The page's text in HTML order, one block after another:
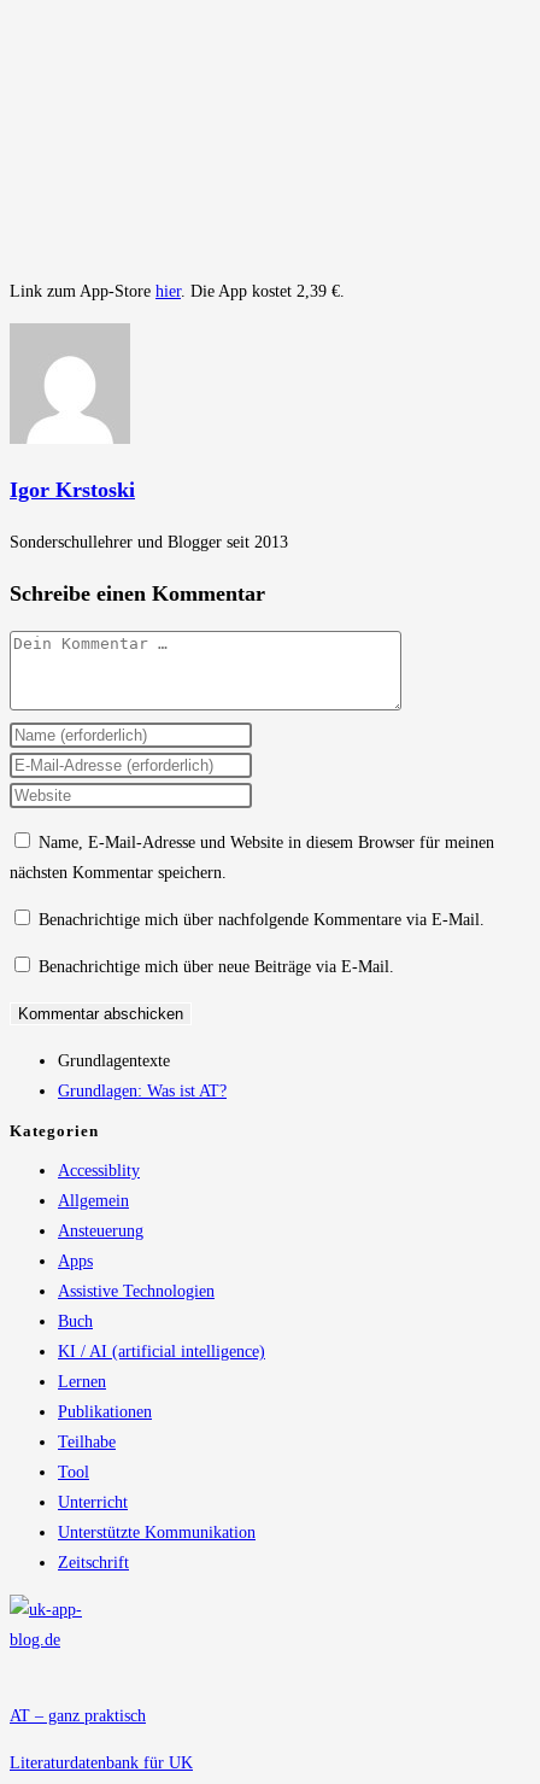
Link zum App-Store hier. Die App kostet 2,39 €.
Igor Krstoski
Sonderschullehrer und Blogger seit 2013
Schreibe einen Kommentar
Kommentar
Gib
deinen
Namen
Benutzernamen
Kommentieren
Gib
deine
zum
ein
Gib
ein
Name, E-Mail-Adresse und Website in diesem Browser für meinen
nächsten Kommentar speichern.
Benachrichtige mich über nachfolgende Kommentare via E-Mail.
Benachrichtige mich über neue Beiträge via E-Mail.
Grundlagentexte
Grundlagen: Was ist AT?
Kategorien
Accessiblity
Allgemein
Ansteuerung
Apps
Assistive Technologien
Buch
KI / AI (artificial intelligence)
Lernen
Publikationen
Teilhabe
Tool
Unterricht
Unterstützte Kommunikation
Zeitschrift
AT – ganz praktisch
Literaturdatenbank für UK